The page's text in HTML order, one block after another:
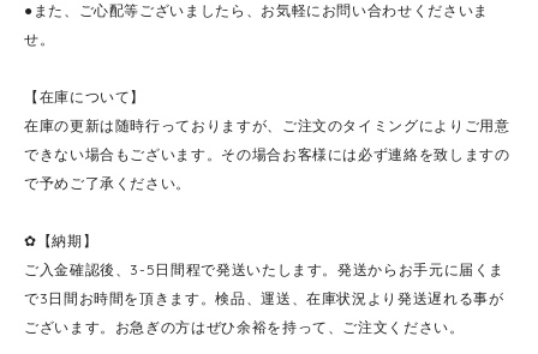
●また、ご心配等ございましたら、お気軽にお問い合わせくださいま
せ。
【在庫について】
在庫の更新は随時行っておりますが、ご注文のタイミングによりご用意
できない場合もございます。その場合お客様には必ず連絡を致しますの
で予めご了承ください。
✿【納期】
ご入金確認後、3-5日間程で発送いたします。発送からお手元に届くま
で3日間お時間を頂きます。検品、運送、在庫状況より発送遅れる事が
ございます。お急ぎの方はぜひ余裕を持って、ご注文ください。